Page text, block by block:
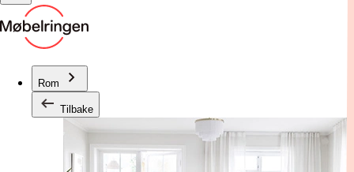
Rom
Tilbake